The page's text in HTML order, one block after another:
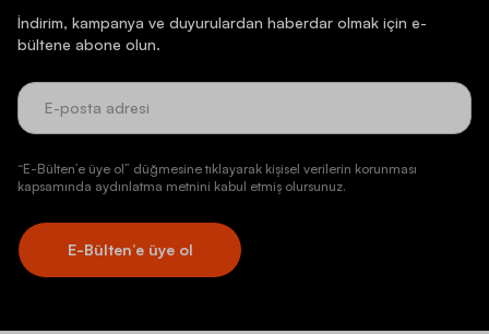
İndirim, kampanya ve duyurulardan haberdar olmak için e-
bültene abone olun.
“E-Bülten’e üye ol” düğmesine tıklayarak kişisel verilerin korunması
kapsamında aydınlatma metnini kabul etmiş olursunuz.
E-Bülten’e üye ol